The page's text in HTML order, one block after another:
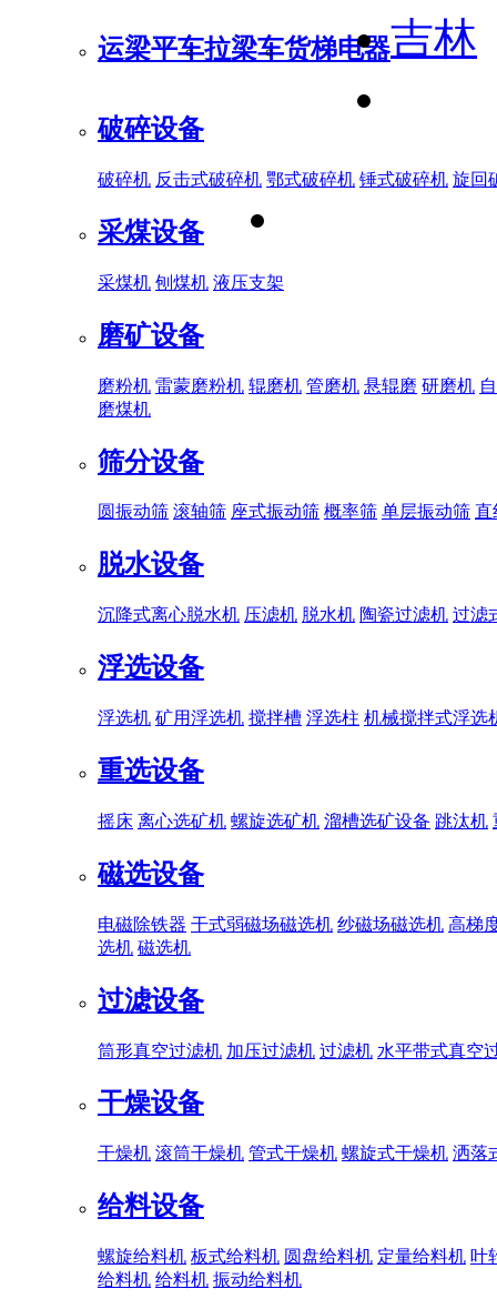
运梁平车拉梁车货梯电器
破碎设备
破碎机 反击式破碎机 鄂式破碎机 锤式破碎机 旋回
采煤设备
采煤机 刨煤机 液压支架
磨矿设备
磨粉机 雷蒙磨粉机 辊磨机 管磨机 悬辊磨 研磨机
磨煤机
筛分设备
圆振动筛 滚轴筛 座式振动筛 概率筛 单层振动筛 直
脱水设备
沉降式离心脱水机 压滤机 脱水机 陶瓷过滤机 过滤
浮选设备
浮选机 矿用浮选机 搅拌槽 浮选柱 机械搅拌式浮选
重选设备
摇床 离心选矿机 螺旋选矿机 溜槽选矿设备 跳汰机
磁选设备
电磁除铁器 干式弱磁场磁选机 纱磁场磁选机 高梯
选机 磁选机
过滤设备
筒形真空过滤机 加压过滤机 过滤机 水平带式真空
干燥设备
干燥机 滚筒干燥机 管式干燥机 螺旋式干燥机 洒落
给料设备
螺旋给料机 板式给料机 圆盘给料机 定量给料机 叶
给料机 给料机 振动给料机
吉林